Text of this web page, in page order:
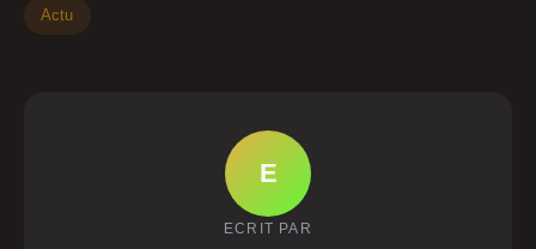
Actu
E
ECRIT PAR